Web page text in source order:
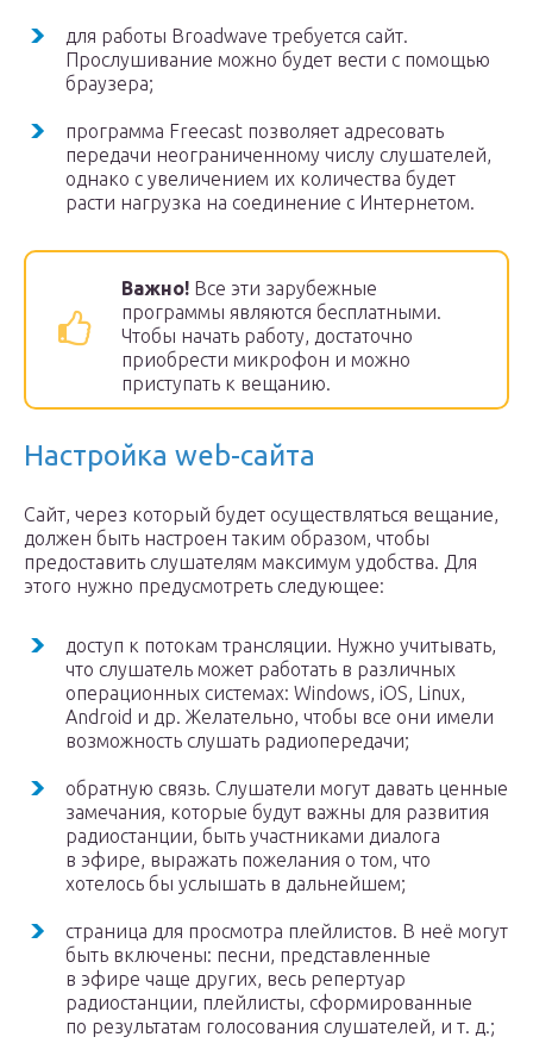
для работы Broadwave требуется сайт.
Прослушивание можно будет вести с помощью
браузера;
программа Freecast позволяет адресовать
передачи неограниченному числу слушателей,
однако с увеличением их количества будет
расти нагрузка на соединение с Интернетом.
Важно! Все эти зарубежные
программы являются бесплатными.
Чтобы начать работу, достаточно
приобрести микрофон и можно
приступать к вещанию.
Настройка web-сайта
Сайт, через который будет осуществляться вещание,
должен быть настроен таким образом, чтобы
предоставить слушателям максимум удобства. Для
этого нужно предусмотреть следующее:
доступ к потокам трансляции. Нужно учитывать,
что слушатель может работать в различных
операционных системах: Windows, iOS, Linux,
Android и др. Желательно, чтобы все они имели
возможность слушать радиопередачи;
обратную связь. Слушатели могут давать ценные
замечания, которые будут важны для развития
радиостанции, быть участниками диалога
в эфире, выражать пожелания о том, что
хотелось бы услышать в дальнейшем;
страница для просмотра плейлистов. В неё могут
быть включены: песни, представленные
в эфире чаще других, весь репертуар
радиостанции, плейлисты, сформированные
по результатам голосования слушателей, и т. д.;